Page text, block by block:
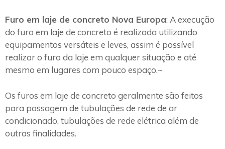
Furo em laje de concreto Nova Europa: A execução
do furo em laje de concreto é realizada utilizando
equipamentos versáteis e leves, assim é possível
realizar o furo da laje em qualquer situação e até
mesmo em lugares com pouco espaço.~
Os furos em laje de concreto geralmente são feitos
para passagem de tubulações de rede de ar
condicionado, tubulações de rede elétrica além de
outras finalidades.